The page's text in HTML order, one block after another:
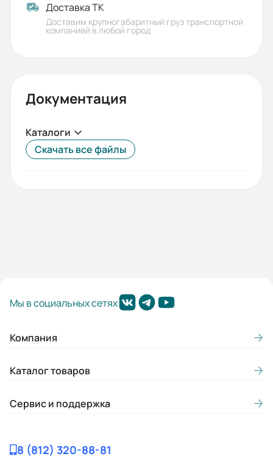
Доставка ТК
Доставим крупногабаритный груз транспортной
компанией в любой город
Документация
Каталоги
Скачать все файлы
Мы в социальных сетях
Компания
Каталог товаров
Сервис и поддержка
8 (812) 320-88-81